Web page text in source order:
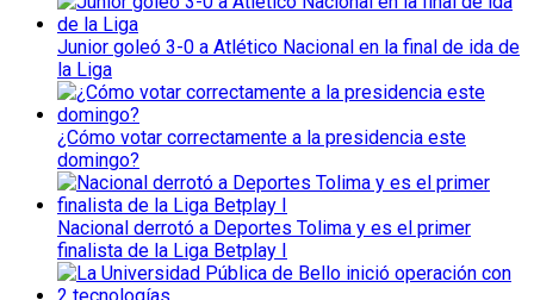
Junior goleó 3-0 a Atlético Nacional en la final de ida de
la Liga
¿Cómo votar correctamente a la presidencia este
domingo?
Nacional derrotó a Deportes Tolima y es el primer
finalista de la Liga Betplay I